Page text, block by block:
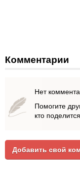
Комментарии
Нет
Помогите
кто
Добавить свой